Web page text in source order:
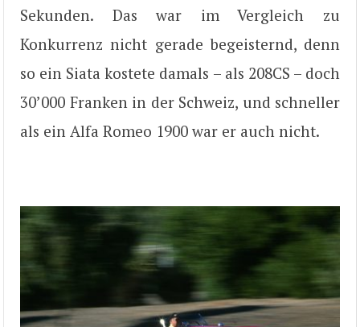
Sekunden. Das war im Vergleich zu
Konkurrenz nicht gerade begeisternd, denn
so ein Siata kostete damals – als 208CS – doch
30’000 Franken in der Schweiz, und schneller
als ein Alfa Romeo 1900 war er auch nicht.